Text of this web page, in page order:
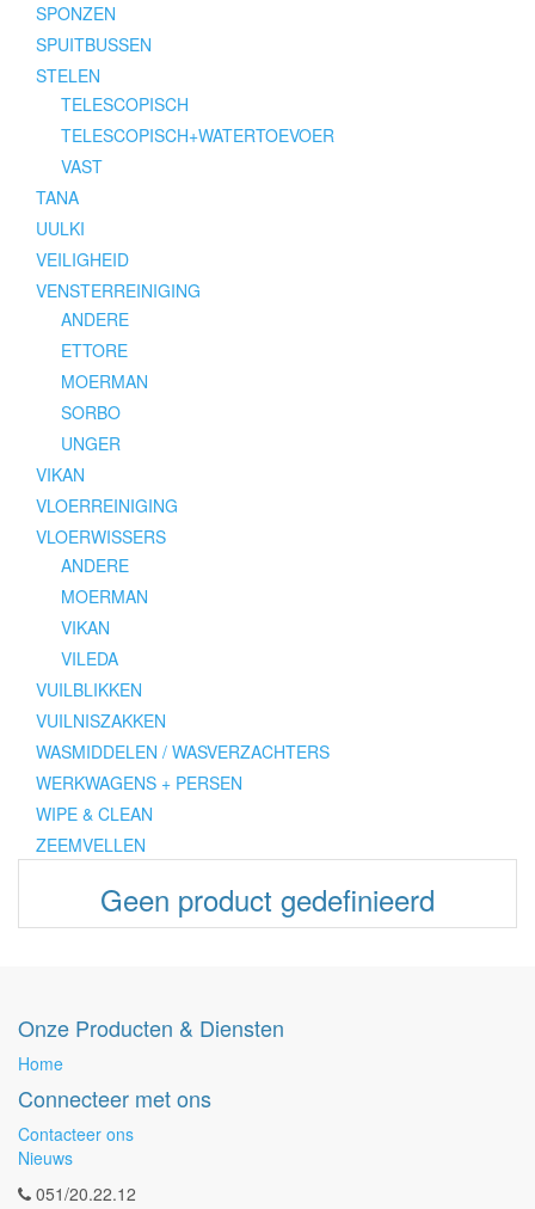
SPONZEN
SPUITBUSSEN
STELEN
TELESCOPISCH
TELESCOPISCH+WATERTOEVOER
VAST
TANA
UULKI
VEILIGHEID
VENSTERREINIGING
ANDERE
ETTORE
MOERMAN
SORBO
UNGER
VIKAN
VLOERREINIGING
VLOERWISSERS
ANDERE
MOERMAN
VIKAN
VILEDA
VUILBLIKKEN
VUILNISZAKKEN
WASMIDDELEN / WASVERZACHTERS
WERKWAGENS + PERSEN
WIPE & CLEAN
ZEEMVELLEN
Geen product gedefinieerd
Onze Producten & Diensten
Home
Connecteer met ons
Contacteer ons
Nieuws
051/20.22.12